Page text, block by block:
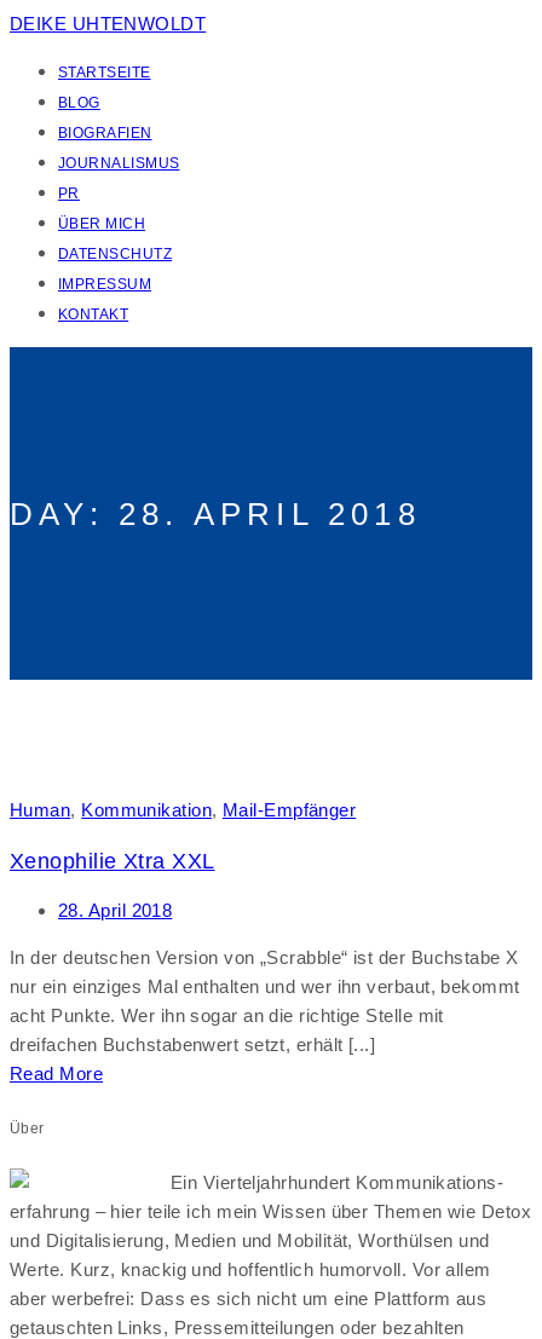
DEIKE UHTENWOLDT
STARTSEITE
BLOG
BIOGRAFIEN
JOURNALISMUS
PR
ÜBER MICH
DATENSCHUTZ
IMPRESSUM
KONTAKT
DAY: 28. APRIL 2018
Human, Kommunikation, Mail-Empfänger
Xenophilie Xtra XXL
28. April 2018
In der deutschen Version von „Scrabble“ ist der Buchstabe X
nur ein einziges Mal enthalten und wer ihn verbaut, bekommt
acht Punkte. Wer ihn sogar an die richtige Stelle mit
dreifachen Buchstabenwert setzt, erhält [...]
Read More
Über
Ein Vierteljahrhundert Kommunikations-
erfahrung – hier teile ich mein Wissen über Themen wie Detox
und Digitalisierung, Medien und Mobilität, Worthülsen und
Werte. Kurz, knackig und hoffentlich humorvoll. Vor allem
aber werbefrei: Dass es sich nicht um eine Plattform aus
getauschten Links, Pressemitteilungen oder bezahlten